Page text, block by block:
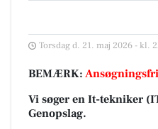
Torsdag d. 21. maj 2026 - kl.
BEMÆRK:
Vi søger en It-tekniker
Genopslag.